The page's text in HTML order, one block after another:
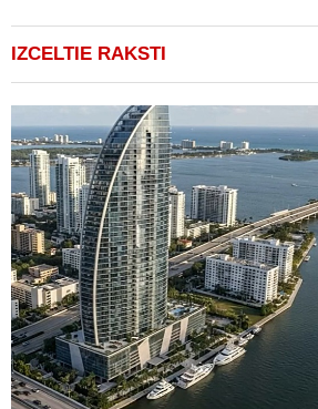
IZCELTIE RAKSTI